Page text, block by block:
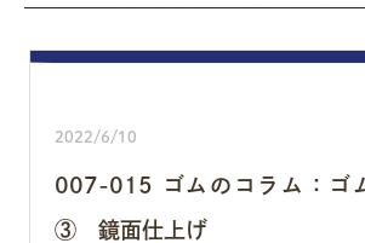
2022/6/10
007-015 ゴムのコラム：ゴ
③ 鏡面仕上げ